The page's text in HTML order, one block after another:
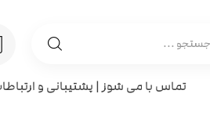
تماس با می شوز | پشتیبانی و